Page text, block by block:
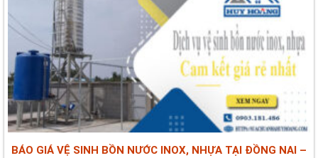
BÁO GIÁ VỆ SINH BỒN NƯỚC INOX, NHỰA TẠI ĐỒNG NAI –